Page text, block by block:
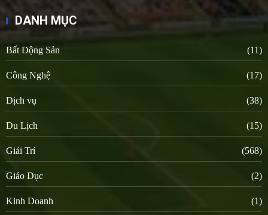
DANH MỤC
Bất Động Sản (11)
Công Nghệ (17)
Dịch vụ (38)
Du Lịch (15)
Giải Trí (568)
Giáo Dục (2)
Kinh Doanh (1)